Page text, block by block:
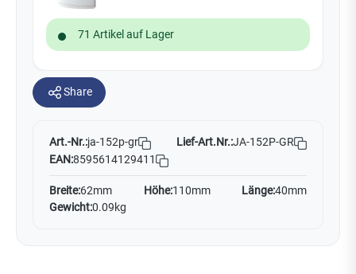
71 Artikel auf Lager
Share
Art.-Nr.:ja-152p-gr Lief-Art.Nr.:JA-152P-GR
EAN:8595614129411
Breite:62mm Höhe:110mm Länge:40mm
Gewicht:0.09kg